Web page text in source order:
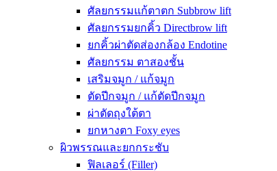
ศัลยกรรมแก้ตาตก Subbrow lift
ศัลยกรรมยกคิ้ว Directbrow lift
ยกคิ้วผ่าตัดส่องกล้อง Endotine
ศัลยกรรม ตาสองชั้น
เสริมจมูก / แก้จมูก
ตัดปีกจมูก / แก้ตัดปีกจมูก
ผ่าตัดถุงใต้ตา
ยกหางตา Foxy eyes
ผิวพรรณและยกกระชับ
ฟิลเลอร์ (Filler)